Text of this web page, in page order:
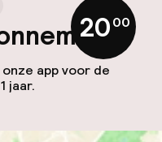
app voor de
jaar.
20,00